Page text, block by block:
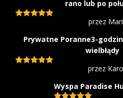
rano lub po
przez
Prywatne Poranne3-
wielbłądy
przez
Wyspa Paradise